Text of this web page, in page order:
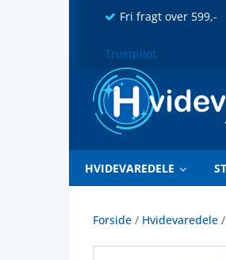
Fri fragt over 599,-
Trustpilot
HVIDEVAREDELE
Forside / Hvidevaredele /